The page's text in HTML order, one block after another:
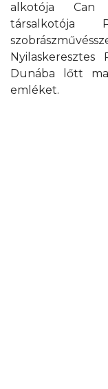
alkotója Can
társalkotója
Dunába lőtt
emléket.